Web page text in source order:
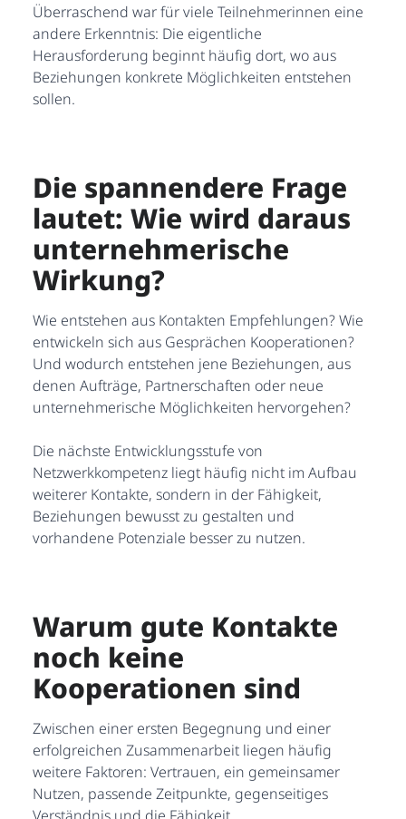
Überraschend war für viele Teilnehmerinnen eine
andere Erkenntnis: Die eigentliche
Herausforderung beginnt häufig dort, wo aus
Beziehungen konkrete Möglichkeiten entstehen
sollen.
Die spannendere Frage
lautet: Wie wird daraus
unternehmerische
Wirkung?
Wie entstehen aus Kontakten Empfehlungen? Wie
entwickeln sich aus Gesprächen Kooperationen?
Und wodurch entstehen jene Beziehungen, aus
denen Aufträge, Partnerschaften oder neue
unternehmerische Möglichkeiten hervorgehen?
Die nächste Entwicklungsstufe von
Netzwerkkompetenz liegt häufig nicht im Aufbau
weiterer Kontakte, sondern in der Fähigkeit,
Beziehungen bewusst zu gestalten und
vorhandene Potenziale besser zu nutzen.
Warum gute Kontakte
noch keine
Kooperationen sind
Zwischen einer ersten Begegnung und einer
erfolgreichen Zusammenarbeit liegen häufig
weitere Faktoren: Vertrauen, ein gemeinsamer
Nutzen, passende Zeitpunkte, gegenseitiges
Verständnis und die Fähigkeit,